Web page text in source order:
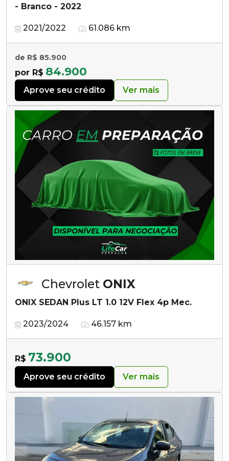
- Branco - 2022
2021/2022 61.086 km
de R$ 85.900
por R$ 84.900
Aprove seu crédito Ver mais
Chevrolet ONIX
ONIX SEDAN Plus LT 1.0 12V Flex 4p Mec.
2023/2024 46.157 km
R$ 73.900
Aprove seu crédito Ver mais